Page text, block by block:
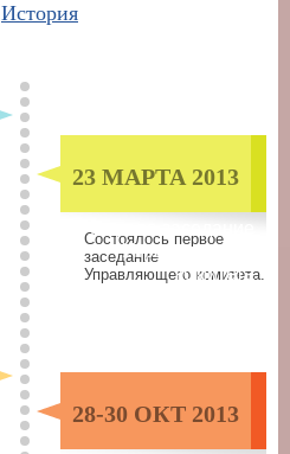
История
23 МАРТА 2013
Первое заседание
Управляющего
комитета
Состоялось первое
заседание
Управляющего комитета.
28-30 ОКТ 2013